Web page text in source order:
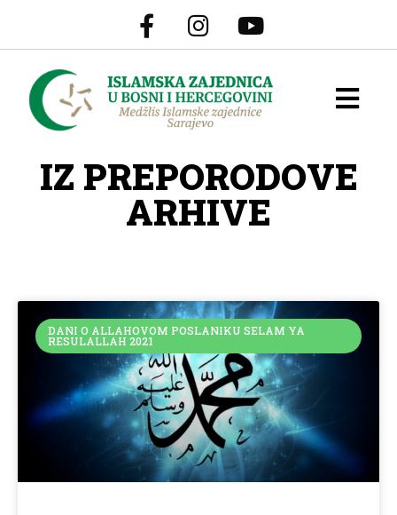
IZ PREPORODOVE
ARHIVE
DANI O ALLAHOVOM POSLANIKU SELAM YA
RESULALLAH 2021